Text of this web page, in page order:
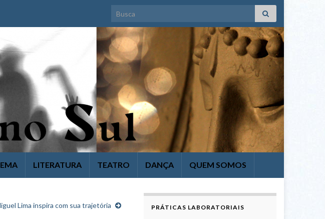
Search for:
LITERATURA TEATRO DANÇA QUEM SOMOS
Lima inspira com sua trajetória PRÁTICAS LABORATORIAIS